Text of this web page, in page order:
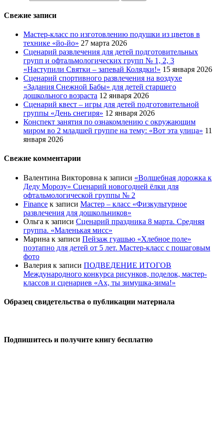
Свежие записи
Мастер-класс по изготовлению подушки из цветов в
технике «йо-йо» 27 марта 2026
Сценарий развлечения для детей подготовительных
групп и офтальмологических групп № 1, 2, 3
«Наступили Святки – запевай Колядки!» 15 января 2026
Сценарий спортивного развлечения на воздухе
«Задания Снежной Бабы» для детей старшего
дошкольного возраста 12 января 2026
Сценарий квест – игры для детей подготовительной
группы «День снегиря» 12 января 2026
Конспект занятия по ознакомлению с окружающим
миром во 2 младшей группе на тему: «Вот эта улица» 11
января 2026
Свежие комментарии
Валентина Викторовна к записи «Волшебная дорожка к
Деду Морозу» Сценарий новогодней ёлки для
офтальмологической группы № 2
Finance к записи Мастер – класс «Физкультурное
развлечения для дошкольников»
Ольга к записи Сценарий праздника 8 марта. Средняя
группа. «Маленькая мисс»
Марина к записи Пейзаж гуашью «Хлебное поле»
поэтапно для детей от 5 лет. Мастер-класс с пошаговым
фото
Валерия к записи ПОДВЕДЕНИЕ ИТОГОВ
Международного конкурса рисунков, поделок, мастер-
классов и сценариев «Ах, ты зимушка-зима!»
Образец свидетельства о публикации материала
Подпишитесь и получите книгу бесплатно